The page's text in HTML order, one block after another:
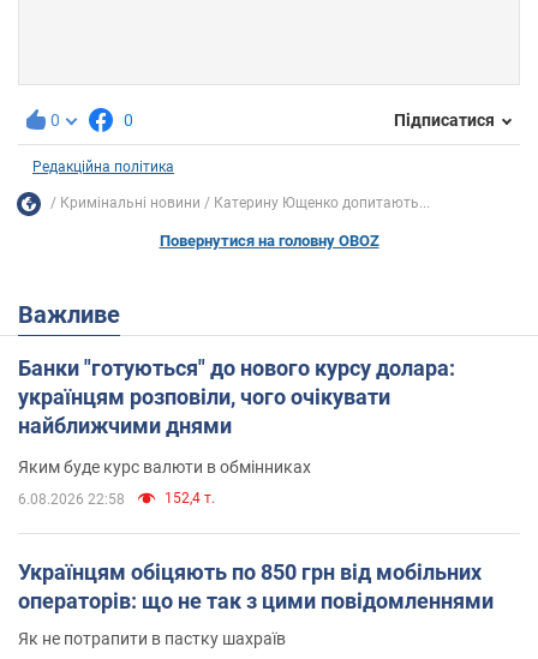
0 0 Підписатися
Редакційна політика
Кримінальні новини Катерину Ющенко допитають...
Повернутися на головну OBOZ
Важливе
Банки "готуються" до нового курсу долара:
українцям розповіли, чого очікувати
найближчими днями
Яким буде курс валюти в обмінниках
6.08.2026 22:58 152,4 т.
Українцям обіцяють по 850 грн від мобільних
операторів: що не так з цими повідомленнями
Як не потрапити в пастку шахраїв